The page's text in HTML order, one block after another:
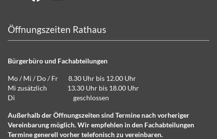
Öffnungszeiten Rathaus
Bürgerbüro und Fachabteilungen
Mo / Mi / Do / Fr 8.30 Uhr bis 12.00 Uhr
Mi zusätzlich 13.30 Uhr bis 18.00 Uhr
Di geschlossen
Außerhalb der Öffnungszeiten sind Termine nach vorheriger
Vereinbarung möglich. Wir empfehlen in den Fachabteilungen
Termine generell vorher telefonisch zu vereinbaren.